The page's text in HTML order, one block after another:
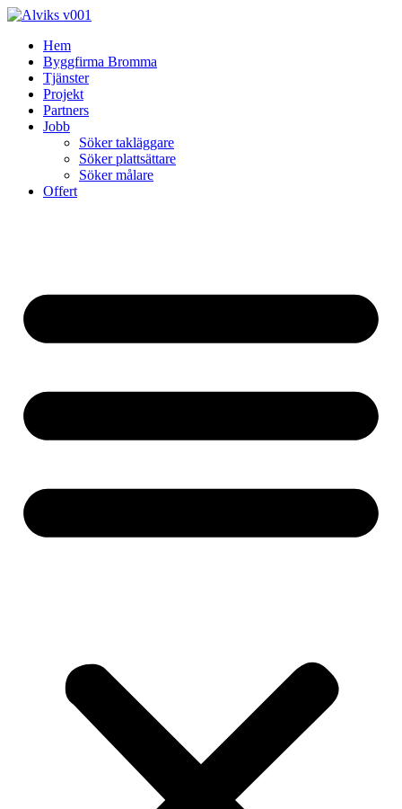
Skip
contentHem
Byggfirma Bromma
Tjänster
Projekt
Partners
Jobb
Söker takläggare
Söker plattsättare
Söker målare
Offert